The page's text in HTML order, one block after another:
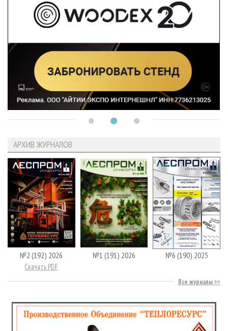
АРХИВ ЖУРНАЛОВ
№2 (192) 2026
Скачать PDF
№1 (191) 2026 №6 (190) 2025
Все журналы